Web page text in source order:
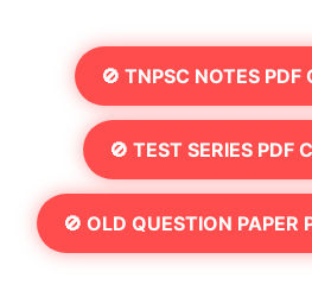
🚫 TNPSC NOTES PDF
🚫 TEST SERIES PDF
🚫 OLD QUESTION PAPER